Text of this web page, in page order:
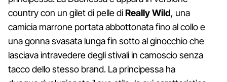
country con un gilet di pelle diReally Wild, una
camicia marrone portata abbottonata fino al collo e
una gonna svasata lunga fin sotto al ginocchio che
lasciava intravedere degli stivali in camoscio senza
tacco dello stesso brand. La principessa ha